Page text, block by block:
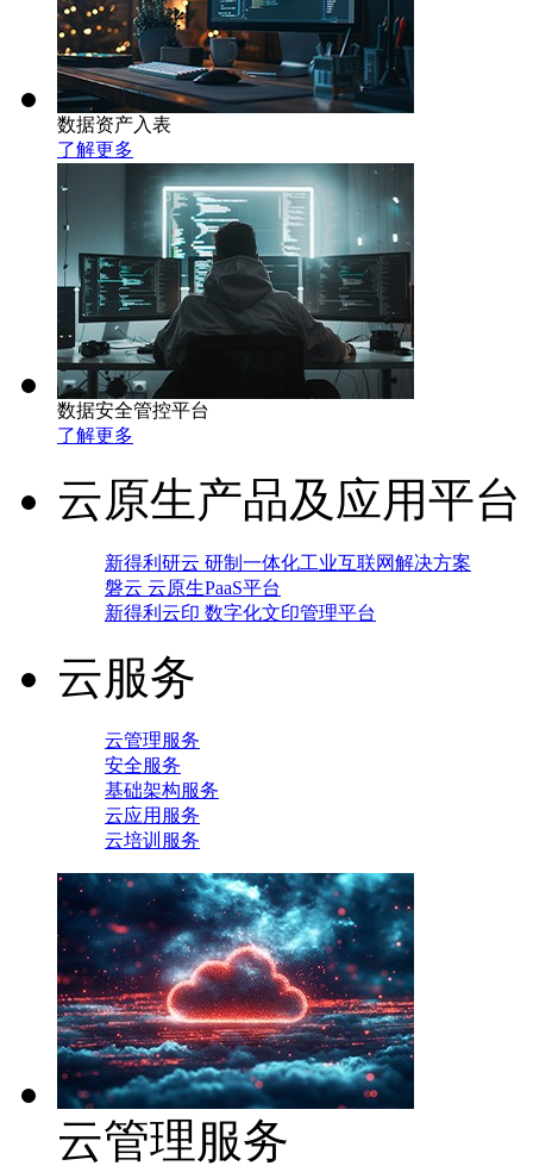
数据资产入表
了解更多
数据安全管控平台
了解更多
云原生产品及应用平台
新得利研云 研制一体化工业互联网解决方案
磐云 云原生PaaS平台
新得利云印 数字化文印管理平台
云服务
云管理服务
安全服务
基础架构服务
云应用服务
云培训服务
云管理服务